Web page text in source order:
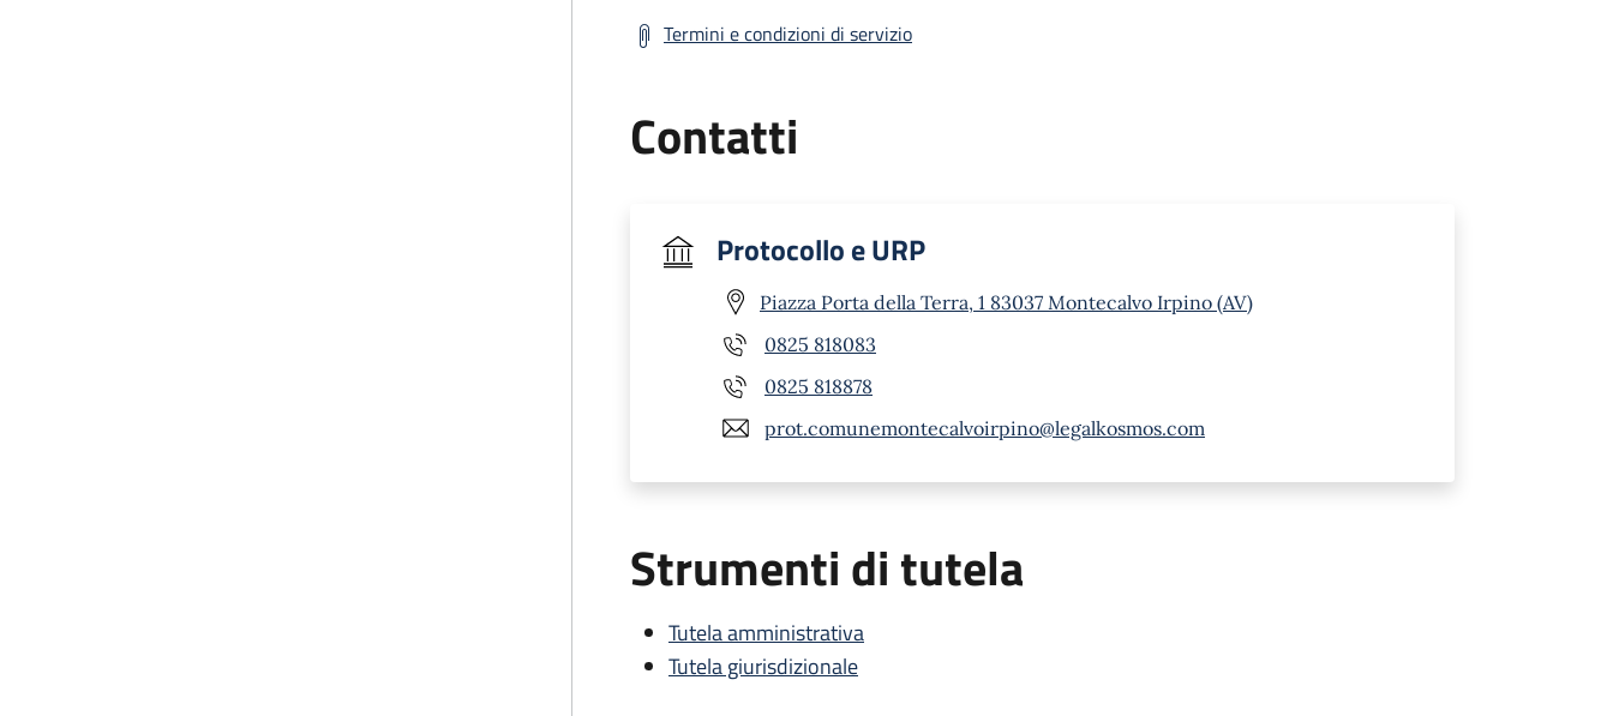
Termini e condizioni di servizio
Contatti
Protocollo e URP
Piazza Porta della Terra, 1 83037 Montecalvo Irpino (AV)
0825 818083
0825 818878
prot.comunemontecalvoirpino@legalkosmos.com
Strumenti di tutela
Tutela amministrativa
Tutela giurisdizionale